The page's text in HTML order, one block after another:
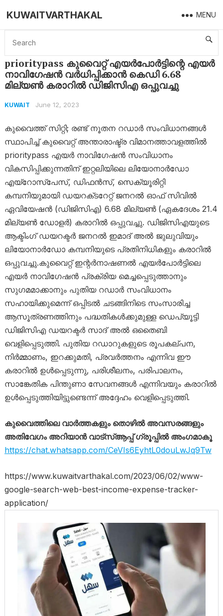
KUWAITVARTHAKAL MENU
Home Kuwait
prioritypass കുവൈറ്റ് എയർപോർട്ടിന്റെ എയർ
നാവിഗേഷൻ വർധിപ്പിക്കാൻ കെഡി 6.68
മില്യൺ കരാറിൽ ഡിജിസിഎ ഒപ്പുവച്ചു
KUWAIT June 12, 2023
കുവൈത്ത് സിറ്റി; രണ്ട് നൂതന റഡാർ സംവിധാനങ്ങൾ
സ്ഥാപിച്ച് കുവൈറ്റ് അന്താരാഷ്ട്ര വിമാനത്താവളത്തിൽ
prioritypass എയർ നാവിഗേഷൻ സംവിധാനം
വികസിപ്പിക്കുന്നതിന് ഇറ്റലിയിലെ ലിയോനാർഡോ
എയ്‌റോസ്‌പേസ്, ഡിഫൻസ്, സെക്യൂരിറ്റി
കമ്പനിയുമായി ഡയറക്‌ടറേറ്റ് ജനറൽ ഓഫ് സിവിൽ
ഏവിയേഷൻ (ഡിജിസിഎ) 6.68 മില്യൺ (ഏകദേശം 21.4
മില്യൺ ഡോളർ) കരാറിൽ ഒപ്പുവച്ചു. ഡിജിസിഎയുടെ
ആക്ടിംഗ് ഡയറക്ടർ ജനറൽ ഇമാദ് അൽ ജുലുവിയും
ലിയോനാർഡോ കമ്പനിയുടെ പ്രതിനിധികളും കരാറിൽ
ഒപ്പുവച്ചു.കുവൈറ്റ് ഇന്റർനാഷണൽ എയർപോർട്ടിലെ
എയർ നാവിഗേഷൻ പ്രക്രിയ മെച്ചപ്പെടുത്താനും
സുഗമമാക്കാനും പുതിയ റഡാർ സംവിധാനം
സഹായിക്കുമെന്ന് ഒപ്പിടൽ ചടങ്ങിനിടെ സംസാരിച്ച
ആസൂത്രണത്തിനും പദ്ധതികൾക്കുമുള്ള ഡെപ്യൂട്ടി
ഡിജിസിഎ ഡയറക്ടർ സാദ് അൽ ഒതൈബി
വെളിപ്പെടുത്തി. പുതിയ റഡാറുകളുടെ രൂപകല്പന,
നിർമ്മാണം, ഇറക്കുമതി, പ്രവർത്തനം എന്നിവ ഈ
കരാറിൽ ഉൾപ്പെടുന്നു, പരിശീലനം, പരിപാലനം,
സാങ്കേതിക പിന്തുണാ സേവനങ്ങൾ എന്നിവയും കരാറിൽ
ഉൾപ്പെടുത്തിയിട്ടുണ്ടെന്ന് അദ്ദേഹം വെളിപ്പെടുത്തി.
കുവൈത്തിലെ വാർത്തകളും തൊഴിൽ അവസരങ്ങളും
അതിവേഗം അറിയാൻ വാട്സ്ആപ്പ് ഗ്രൂപ്പിൽ അംഗമാകൂ
https://chat.whatsapp.com/CeVIs6EyhtL0douLwJq9Tw
https://www.kuwaitvarthakal.com/2023/06/02/www-
google-search-web-best-income-expense-tracker-
application/